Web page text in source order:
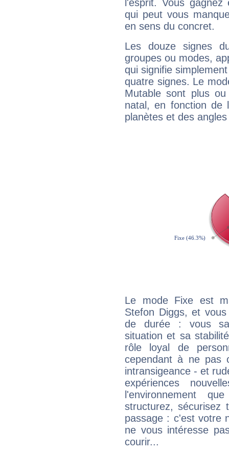
l'esprit. Vous
qui peut vous
en sens du concret.
Les douze signes
groupes ou modes,
qui signifie
quatre signes. Le
Mutable sont plus
natal, en fonction de
planètes et des
Le mode Fixe est
Stefon Diggs, et
de durée : vous
situation et sa
rôle loyal de
cependant à ne pas
intransigeance - et
expériences
l'environnement
structurez, sécurisez
passage : c'est votre
ne vous intéresse
courir...